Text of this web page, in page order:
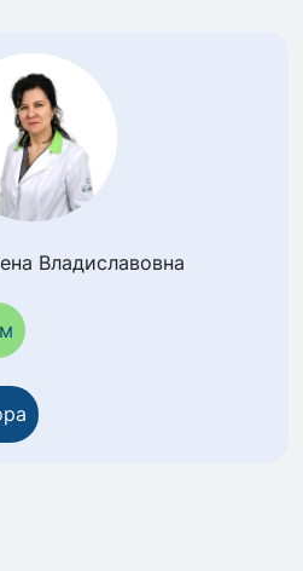
Владиславовна